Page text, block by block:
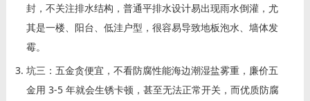
封，不关注排水结构，普通平排水设计易出现雨水倒灌，尤
其是一楼、阳台、低洼户型，很容易导致地板泡水、墙体发
霉。
坑三：五金贪便宜，不看防腐性能海边潮湿盐雾重，廉价五
金用 3-5 年就会生锈卡顿，甚至无法正常开关，而优质防腐